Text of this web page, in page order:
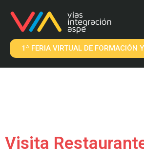
1ª FERIA VIRTUAL DE FORMACIÓN
Visita